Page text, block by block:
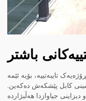
باشتر
تایبەتییە، بۆیە ئێمە
کابل پێشکەش دەکەین.
جیاوازدا هەڵبژاردە